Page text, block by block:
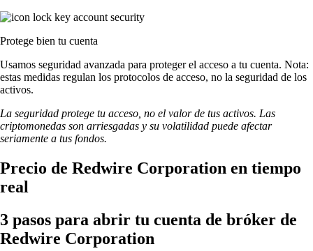
Protege bien tu cuenta
Usamos seguridad avanzada para proteger el acceso a tu cuenta. Nota:
estas medidas regulan los protocolos de acceso, no la seguridad de los
activos.
La seguridad protege tu acceso, no el valor de tus activos. Las
criptomonedas son arriesgadas y su volatilidad puede afectar
seriamente a tus fondos.
Precio de Redwire Corporation en tiempo
real
3 pasos para abrir tu cuenta de bróker de
Redwire Corporation